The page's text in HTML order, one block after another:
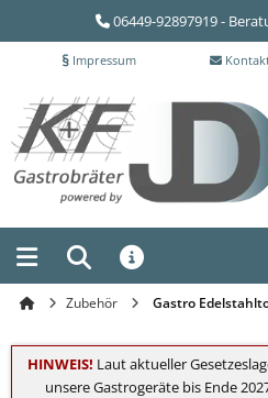
06449-92897919 -
Impressum
Zubehör Gastro
HINWEIS! Laut aktueller
unsere Gastrogeräte bis Ende